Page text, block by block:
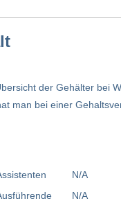
der Gehälter bei
man bei einer
N/A
N/A